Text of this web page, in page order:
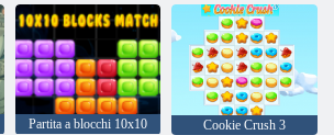
Partita a blocchi 10x10
Cookie Crush 3